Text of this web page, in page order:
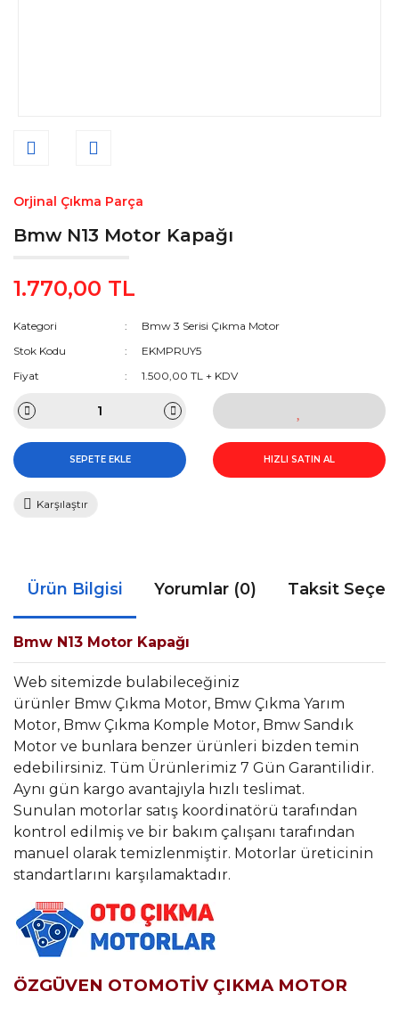
Orjinal Çıkma Parça
Bmw N13 Motor Kapağı
1.770,00 TL
Kategori
Bmw 3 Serisi Çıkma Motor
Stok Kodu
EKMPRUY5
Fiyat
1.500,00 TL + KDV
SEPETE EKLE HIZLI SATIN AL
Karşılaştır
Ürün Bilgisi Yorumlar (0) Taksit
Bmw N13 Motor Kapağı
Web sitemizde bulabileceğiniz
ürünler Bmw Çıkma Motor, Bmw Çıkma Yarım
Motor, Bmw Çıkma Komple Motor, Bmw Sandık
Motor ve bunlara benzer ürünleri bizden temin
edebilirsiniz. Tüm Ürünlerimiz 7 Gün Garantilidir.
Aynı gün kargo avantajıyla hızlı teslimat.
Sunulan motorlar satış koordinatörü tarafından
kontrol edilmiş ve bir bakım çalışanı tarafından
manuel olarak temizlenmiştir. Motorlar üreticinin
standartlarını karşılamaktadır.
ÖZGÜVEN OTOMOTİV ÇIKMA MOTOR